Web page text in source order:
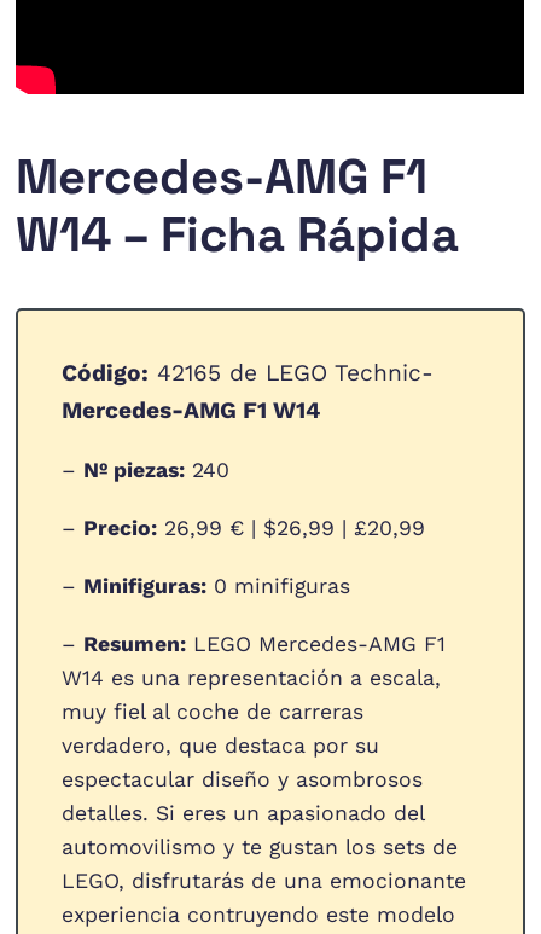
Mercedes-AMG F1
W14 – Ficha Rápida
Código: 42165 de LEGO Technic-
Mercedes-AMG F1 W14
– Nº piezas:240
– Precio:26,99 € | $26,99 | £20,99
– Minifiguras:0 minifiguras
– Resumen:LEGO Mercedes-AMG F1
W14 es una representación a escala,
muy fiel al coche de carreras
verdadero, que destaca por su
espectacular diseño y asombrosos
detalles. Si eres un apasionado del
automovilismo y te gustan los sets de
LEGO, disfrutarás de una emocionante
experiencia contruyendo este modelo